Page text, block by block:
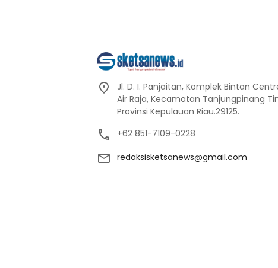
Jl. D. I. Panjaitan, Komplek Bintan
Air Raja, Kecamatan Tanjungpinang
Provinsi Kepulauan Riau.29125.
+62 851-7109-0228
redaksisketsanews@gmail.com